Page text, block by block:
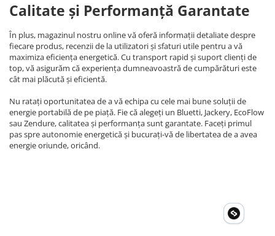
Calitate și Performanță Garantate
În plus, magazinul nostru online vă oferă informații detaliate despre
fiecare produs, recenzii de la utilizatori și sfaturi utile pentru a vă
maximiza eficiența energetică. Cu transport rapid și suport clienți de
top, vă asigurăm că experiența dumneavoastră de cumpărături este
cât mai plăcută și eficientă.
Nu ratați oportunitatea de a vă echipa cu cele mai bune soluții de
energie portabilă de pe piață. Fie că alegeți un Bluetti, Jackery, EcoFlow
sau Zendure, calitatea și performanța sunt garantate. Faceți primul
pas spre autonomie energetică și bucurați-vă de libertatea de a avea
energie oriunde, oricând.